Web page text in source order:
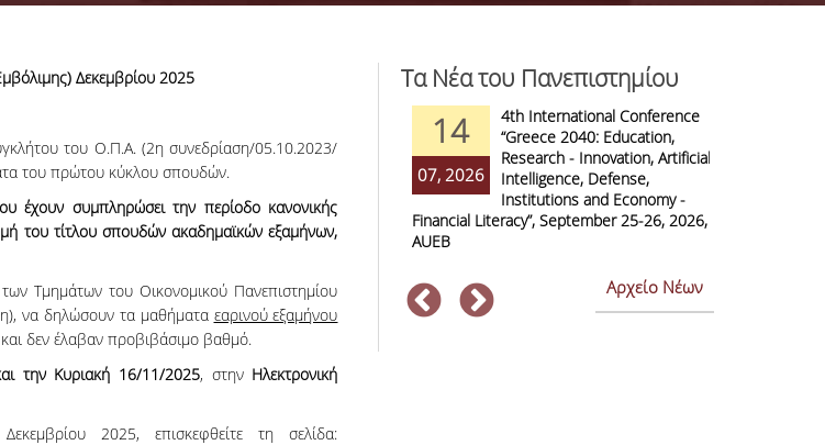
Δεκεμβρίου 2025
του Ο.Π.Α. (2η συνεδρίαση/05.10.2023/
του πρώτου κύκλου σπουδών.
έχουν συμπληρώσει την περίοδο κανονικής
του τίτλου σπουδών ακαδημαϊκών εξαμήνων,
Τμημάτων του Οικονομικού Πανεπιστημίου
να δηλώσουν τα μαθήματα εαρινού εξαμήνου
δεν έλαβαν προβιβάσιμο βαθμό.
την Κυριακή 16/11/2025, στην Ηλεκτρονική
2025, επισκεφθείτε τη σελίδα:
Τα Νέα του Πανεπιστημίου
06, 2026
ATRIUM Transnational Access
Training Visits at Organizations
across Europe
14
07, 2026
4th International Conference
“Greece 2040: Education,
Research - Innovation, Artificial
Intelligence, Defense,
Institutions and Economy -
Financial Literacy”, September 25-26, 2026,
AUEB
Αρχείο Νέων